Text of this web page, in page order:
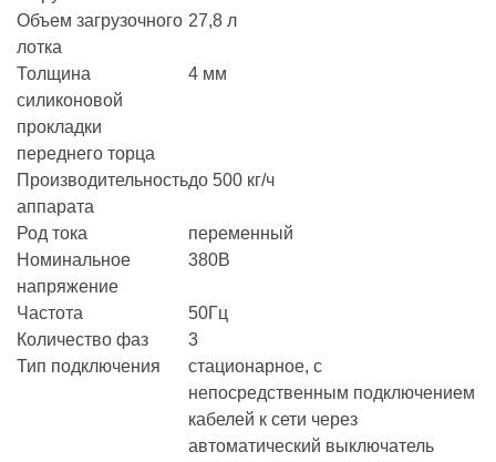
Объем загрузочного
лотка
27,8 л
Толщина
силиконовой
прокладки
переднего торца
4 мм
Производительность
аппарата
до 500 кг/ч
Род тока
переменный
Номинальное
напряжение
380В
Частота
50Гц
Количество фаз
3
Тип подключения
стационарное, с
непосредственным подключением
кабелей к сети через
автоматический выключатель